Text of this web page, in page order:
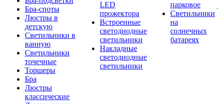
Бра-споты
Люстры в
детскую
Светильники в
ванную
Светильники
точечные
Торшеры
Бра
Люстры
классические
LED
прожектора
Встроенные
светодиодные
светильники
Накладные
светодиодные
светильники
парковое
Светильники
на
солнечных
батареях